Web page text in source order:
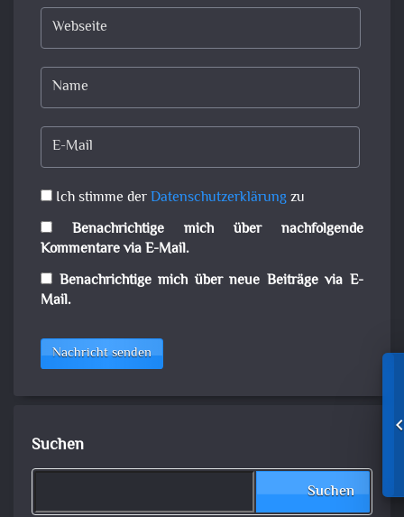
Ich stimme derDatenschutzerklärungzu
Benachrichtige mich über nachfolgende
Kommentare via E-Mail.
Benachrichtige mich über neue Beiträge via E-
Mail.
Nachricht senden
Suchen
Suchen